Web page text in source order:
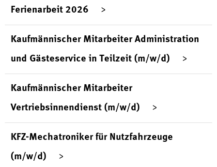
Ferienarbeit 2026
Kaufmännischer Mitarbeiter Administration
und Gästeservice in Teilzeit (m/w/d)
Kaufmännischer Mitarbeiter
Vertriebsinnendienst (m/w/d)
KFZ-Mechatroniker für Nutzfahrzeuge
(m/w/d)